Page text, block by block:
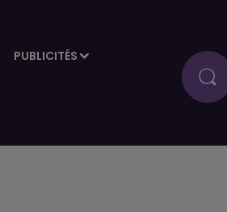
PUBLICITÉS